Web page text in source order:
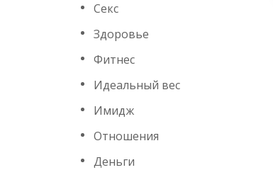
Секс
Здоровье
Фитнес
Идеальный вес
Имидж
Отношения
Деньги